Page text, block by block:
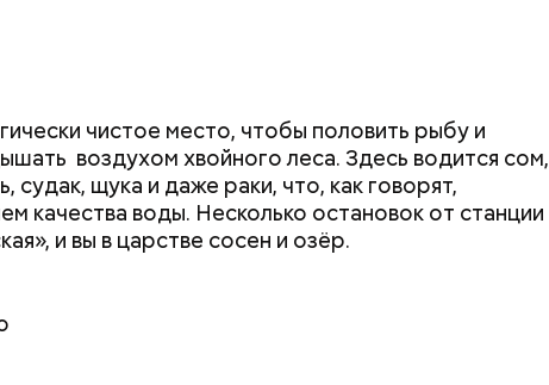
чистое место, чтобы половить рыбу и
воздухом хвойного леса. Здесь водится сом,
судак, щука и даже раки, что, как говорят,
качества воды. Несколько остановок от станции
и вы в царстве сосен и озёр.